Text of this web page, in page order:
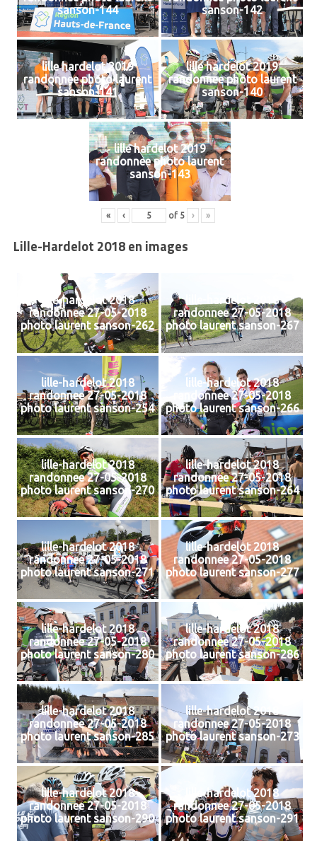
sanson-144
sanson-142
lille hardelot 2019
randonnee photo laurent
sanson-141
lille hardelot 2019
randonnee photo laurent
sanson-140
lille hardelot 2019
randonnee photo laurent
sanson-143
« ‹ of 5 › »
Lille-Hardelot 2018 en images
lille-hardelot 2018
randonnee 27-05-2018
photo laurent sanson-262
lille-hardelot 2018
randonnee 27-05-2018
photo laurent sanson-267
lille-hardelot 2018
randonnee 27-05-2018
photo laurent sanson-254
lille-hardelot 2018
randonnee 27-05-2018
photo laurent sanson-266
lille-hardelot 2018
randonnee 27-05-2018
photo laurent sanson-270
lille-hardelot 2018
randonnee 27-05-2018
photo laurent sanson-264
lille-hardelot 2018
randonnee 27-05-2018
photo laurent sanson-271
lille-hardelot 2018
randonnee 27-05-2018
photo laurent sanson-277
lille-hardelot 2018
randonnee 27-05-2018
photo laurent sanson-280
lille-hardelot 2018
randonnee 27-05-2018
photo laurent sanson-286
lille-hardelot 2018
randonnee 27-05-2018
photo laurent sanson-285
lille-hardelot 2018
randonnee 27-05-2018
photo laurent sanson-273
lille-hardelot 2018
randonnee 27-05-2018
photo laurent sanson-290
lille-hardelot 2018
randonnee 27-05-2018
photo laurent sanson-291